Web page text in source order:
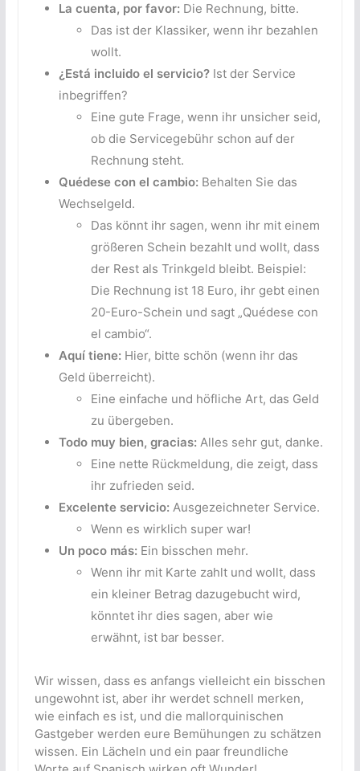
La cuenta, por favor: Die Rechnung, bitte.
Das ist der Klassiker, wenn ihr bezahlen
wollt.
¿Está incluido el servicio?Ist der Service
inbegriffen?
Eine gute Frage, wenn ihr unsicher seid,
ob die Servicegebühr schon auf der
Rechnung steht.
Quédese con el cambio: Behalten Sie das
Wechselgeld.
Das könnt ihr sagen, wenn ihr mit einem
größeren Schein bezahlt und wollt, dass
der Rest als Trinkgeld bleibt. Beispiel:
Die Rechnung ist 18 Euro, ihr gebt einen
20-Euro-Schein und sagt „Quédese con
el cambio“.
Aquí tiene: Hier, bitte schön (wenn ihr das
Geld überreicht).
Eine einfache und höfliche Art, das Geld
zu übergeben.
Todo muy bien, gracias: Alles sehr gut, danke.
Eine nette Rückmeldung, die zeigt, dass
ihr zufrieden seid.
Excelente servicio: Ausgezeichneter Service.
Wenn es wirklich super war!
Un poco más: Ein bisschen mehr.
Wenn ihr mit Karte zahlt und wollt, dass
ein kleiner Betrag dazugebucht wird,
könntet ihr dies sagen, aber wie
erwähnt, ist bar besser.
Wir wissen, dass es anfangs vielleicht ein bisschen
ungewohnt ist, aber ihr werdet schnell merken,
wie einfach es ist, und die mallorquinischen
Gastgeber werden eure Bemühungen zu schätzen
wissen. Ein Lächeln und ein paar freundliche